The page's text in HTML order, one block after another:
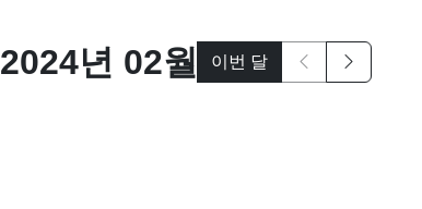
2024년 02월 이번 달